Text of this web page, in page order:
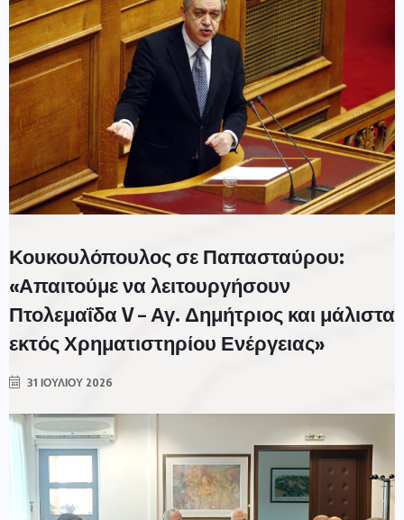
Κουκουλόπουλος σε Παπασταύρου:
«Απαιτούμε να λειτουργήσουν
Πτολεμαΐδα V – Αγ. Δημήτριος και μάλιστα
εκτός Χρηματιστηρίου Ενέργειας»
31 ΙΟΥΛΊΟΥ 2026